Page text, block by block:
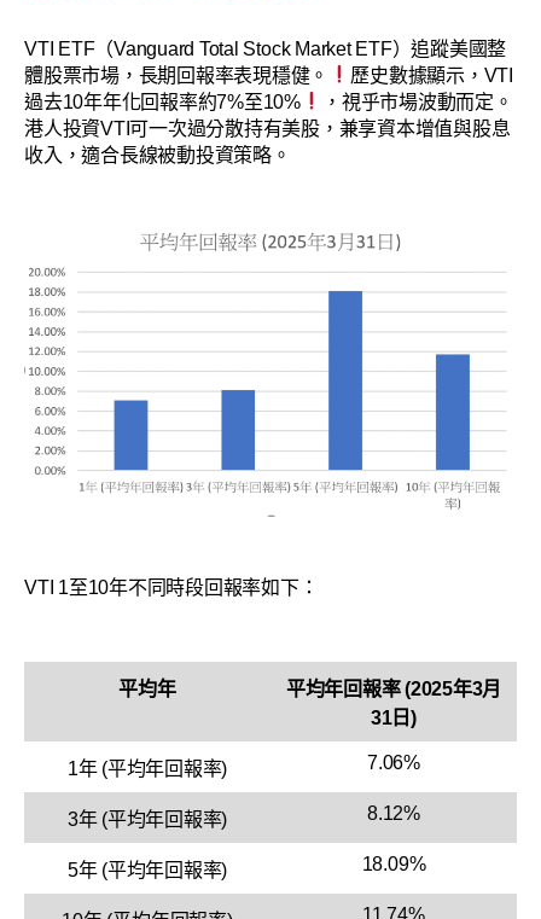
VTI ETF（Vanguard Total Stock Market ETF）追蹤美國整
體股票市場，長期回報率表現穩健。
歷史數據顯示，VTI
過去10年年化回報率約7%至10%
，視乎市場波動而定。
港人投資VTI可一次過分散持有美股，兼享資本增值與股息
收入，適合長線被動投資策略。
VTI 1至10年不同時段回報率如下：
平均年
平均年回報率 (2025年3月
31日)
1年 (平均年回報率) 7.06%
3年 (平均年回報率) 8.12%
5年 (平均年回報率) 18.09%
11.74%